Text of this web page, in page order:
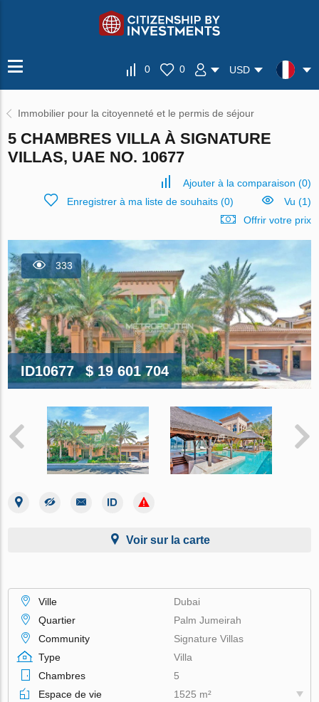
0 0 USD
Immobilier pour la citoyenneté et le permis de séjour
5 CHAMBRES VILLA À SIGNATURE
VILLAS, UAE NO. 10677
Ajouter à la comparaison (0)
Enregistrer à ma liste de souhaits(0)
Vu (1)
Offrir votre prix
333
ID10677 $ 19 601 704
Voir sur la carte
Ville
Dubai
Quartier
Palm Jumeirah
Community
Signature Villas
Type
Villa
Chambres
5
Espace de vie
1525 m²